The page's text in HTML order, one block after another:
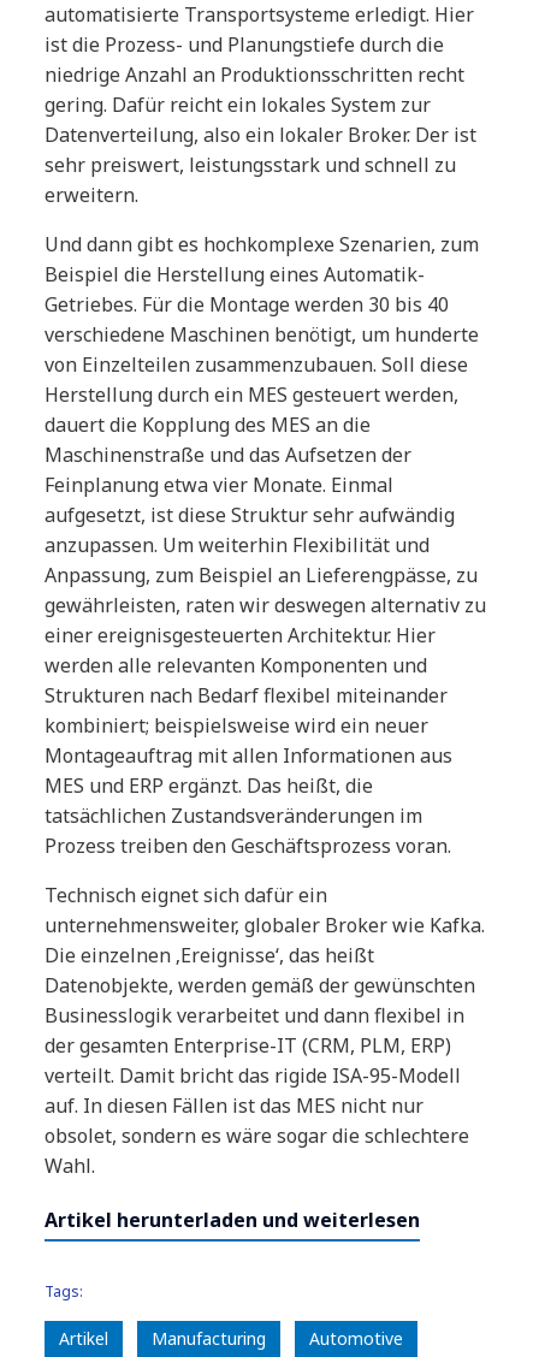
automatisierte Transportsysteme erledigt. Hier
ist die Prozess- und Planungstiefe durch die
niedrige Anzahl an Produktionsschritten recht
gering. Dafür reicht ein lokales System zur
Datenverteilung, also ein lokaler Broker. Der ist
sehr preiswert, leistungsstark und schnell zu
erweitern.
Und dann gibt es hochkomplexe Szenarien, zum
Beispiel die Herstellung eines Automatik-
Getriebes. Für die Montage werden 30 bis 40
verschiedene Maschinen benötigt, um hunderte
von Einzelteilen zusammenzubauen. Soll diese
Herstellung durch ein MES gesteuert werden,
dauert die Kopplung des MES an die
Maschinenstraße und das Aufsetzen der
Feinplanung etwa vier Monate. Einmal
aufgesetzt, ist diese Struktur sehr aufwändig
anzupassen. Um weiterhin Flexibilität und
Anpassung, zum Beispiel an Lieferengpässe, zu
gewährleisten, raten wir deswegen alternativ zu
einer ereignisgesteuerten Architektur. Hier
werden alle relevanten Komponenten und
Strukturen nach Bedarf flexibel miteinander
kombiniert; beispielsweise wird ein neuer
Montageauftrag mit allen Informationen aus
MES und ERP ergänzt. Das heißt, die
tatsächlichen Zustandsveränderungen im
Prozess treiben den Geschäftsprozess voran.
Technisch eignet sich dafür ein
unternehmensweiter, globaler Broker wie Kafka.
Die einzelnen ‚Ereignisse‘, das heißt
Datenobjekte, werden gemäß der gewünschten
Businesslogik verarbeitet und dann flexibel in
der gesamten Enterprise-IT (CRM, PLM, ERP)
verteilt. Damit bricht das rigide ISA-95-Modell
auf. In diesen Fällen ist das MES nicht nur
obsolet, sondern es wäre sogar die schlechtere
Wahl.
Artikel herunterladen und weiterlesen
Tags:
Artikel Manufacturing Automotive